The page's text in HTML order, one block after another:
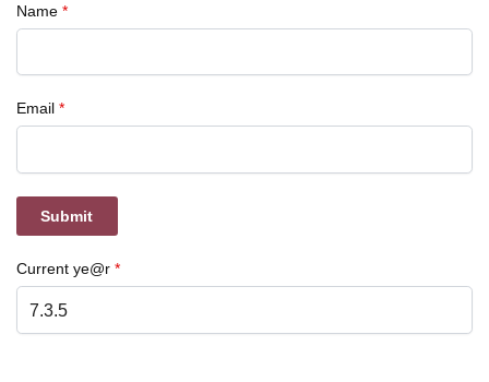
Name *
Email *
Current ye@r *